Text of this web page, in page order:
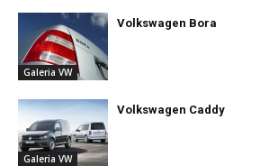
Galeria VW
Volkswagen Bora
Galeria VW
Volkswagen Caddy